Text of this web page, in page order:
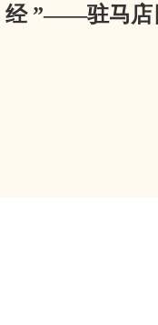
经 ”——驻马店